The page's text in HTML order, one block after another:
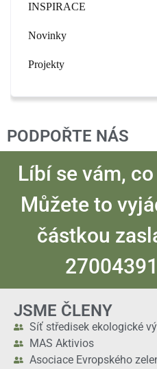
INSPIRACE
Novinky
Projekty
PODPOŘTE NÁS
Líbí se vám,
Můžete to
částkou
JSME ČLENY
Síť středisek ekologické
MAS Aktivios
Asociace Evropského